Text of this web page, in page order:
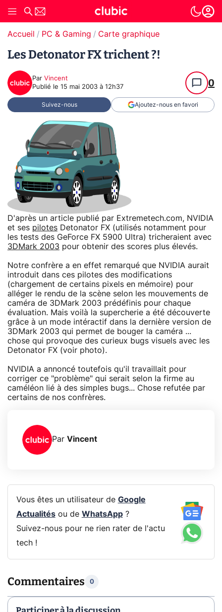
Accueil PC & Gaming Carte graphique
Les Detonator FX trichent ?!
Par Vincent
Publié le 15 mai 2003 à 12h37 0
Suivez-nous Ajoutez-nous en favori
D'après un article publié par Extremetech.com, NVIDIA
et ses pilotes Detonator FX (utilisés notamment pour
les tests des GeForce FX 5900 Ultra) tricheraient avec
3DMark 2003 pour obtenir des scores plus élevés.
Notre confrère a en effet remarqué que NVIDIA aurait
introduit dans ces pilotes des modifications
(chargement de certains pixels en mémoire) pour
alléger le rendu de la scène selon les mouvements de
caméra de 3DMark 2003 prédéfinis pour chaque
évaluation. Mais voilà la supercherie a été découverte
grâce à un mode intéractif dans la dernière version de
3DMark 2003 qui permet de bouger la caméra ...
chose qui provoque des curieux bugs visuels avec les
Detonator FX (voir photo).
NVIDIA a annoncé toutefois qu'il travaillait pour
corriger ce "problème" qui serait selon la firme au
caméléon lié à des simples bugs... Chose refutée par
certains de nos confrères.
Par Vincent
Vous êtes un utilisateur de Google
Actualitésou de WhatsApp?
Suivez-nous pour ne rien rater de l'actu
tech !
Commentaires 0